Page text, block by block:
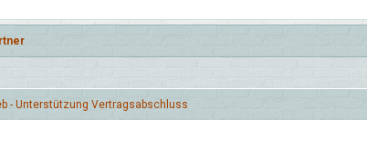
- Unterstüt­zung Vertrags­abschluss